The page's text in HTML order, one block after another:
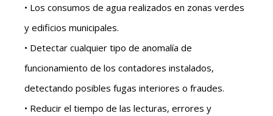
• Los consumos de agua realizados en zonas verdes
y edificios municipales.
• Detectar cualquier tipo de anomalía de
funcionamiento de los contadores instalados,
detectando posibles fugas interiores o fraudes.
• Reducir el tiempo de las lecturas, errores y